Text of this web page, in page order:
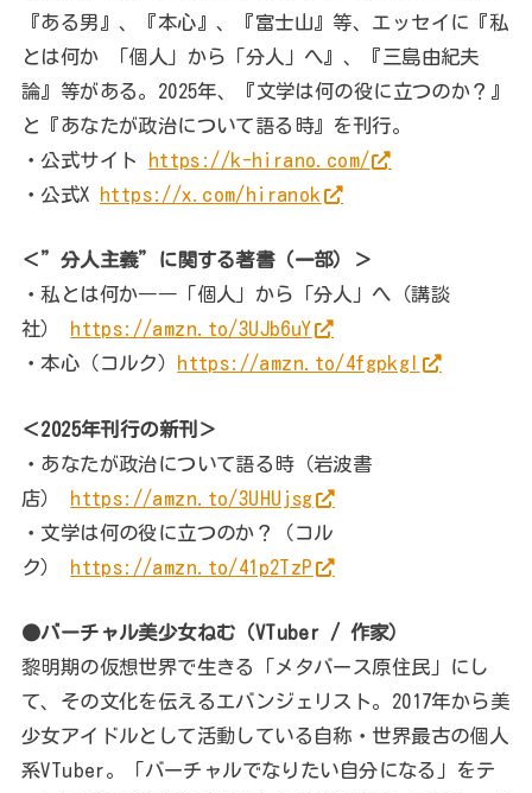
『ある男』、『本心』、『富士山』等、エッセイに『私
とは何か 「個人」から「分人」へ』、『三島由紀夫
論』等がある。2025年、『文学は何の役に立つのか？』
と『あなたが政治について語る時』を刊行。
・公式サイト https://k-hirano.com/
・公式X https://x.com/hiranok
＜”分人主義”に関する著書（一部）＞
・私とは何か――「個人」から「分人」へ（講談
社） https://amzn.to/3UJb6uY
・本心（コルク） https://amzn.to/4fgpkgl
＜2025年刊行の新刊＞
・あなたが政治について語る時（岩波書
店） https://amzn.to/3UHUjsg
・文学は何の役に立つのか？（コル
ク） https://amzn.to/41p2TzP
●バーチャル美少女ねむ（VTuber / 作家）
黎明期の仮想世界で生きる「メタバース原住民」にし
て、その文化を伝えるエバンジェリスト。2017年から美
少女アイドルとして活動している自称・世界最古の個人
系VTuber。「バーチャルでなりたい自分になる」をテ